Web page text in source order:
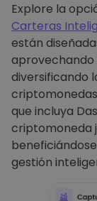
Explore la
Carteras
están
aprovechando
diversificando
que incluya
criptomoneda
gestión